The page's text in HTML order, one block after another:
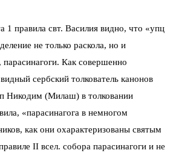
1 правила свт. Василия видно, что «упц
не только раскола, но и
Как совершенно
сербский толкователь канонов
Никодим (Милаш) в толковании
«парасинагога в немногом
как они охарактеризованы святым
II всел. собора парасинагоги и не